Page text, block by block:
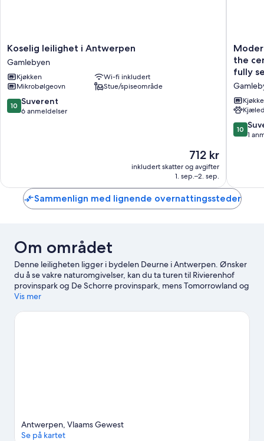
Koselig
leilighet
Antwerpen
Gamlebyen
Koselig leilighet i Antwerpen
Gamlebyen
Kjøkken
Wi-fi inkludert
Mikrobølgeovn
Stue/spiseområde
10.0
av
10 Suverent
6 anmeldelser
Prisen
712 kr
712 kr
inkludert skatter og avgifter
1. sep.–2. sep.
Modern
and
Stylish!
in
the
center
of
fully
the
fully
10.0
av
10
1
Sammenlign med lignende overnattingssteder
Om området
Denne leiligheten ligger i bydelen Deurne i Antwerpen. Ønsker
du å se vakre naturomgivelser, kan du ta turen til Rivierenhof
provinspark og De Schorre provinspark, mens Tomorrowland og
Sjokoladenasjon kan friste med kulturelt påfyll. Er du på utkikk
om det skjer noe spennende på Bosuil stadion eller Sportpaleis.
Vis mer
Antwerpen, Vlaams Gewest
Se på kartet